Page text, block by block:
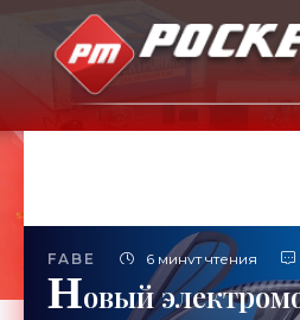
FABE 6 минут чтения
Новый